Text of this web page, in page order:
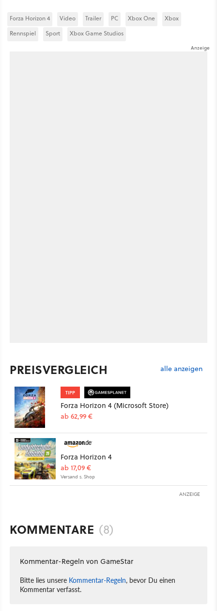
Forza Horizon 4 Video Trailer PC Xbox One
Xbox
Rennspiel
Sport Xbox Game Studios
PREISVERGLEICH alle anzeigen
TIPP
Forza Horizon 4 (Microsoft Store)
ab 62,99 €
Forza Horizon 4
ab 17,09 €
Versand s. Shop
ANZEIGE
KOMMENTARE (8)
Kommentar-Regeln von GameStar
Bitte lies unsere Kommentar-Regeln, bevor Du einen
Kommentar verfasst.